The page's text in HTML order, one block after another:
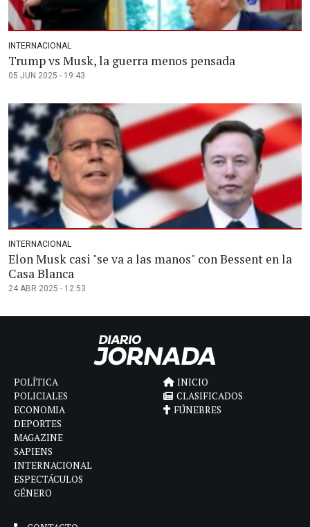
INTERNACIONAL
Trump vs Musk, la guerra menos pensada
05 JUN 2025 - 19:43
INTERNACIONAL
Elon Musk casi "se va a las manos" con Bessent en la
Casa Blanca
24 ABR 2025 - 12:53
POLÍTICA
POLICIALES
ECONOMIA
DEPORTES
MAGAZINE
SAPIENS
INTERNACIONAL
ESPECTÁCULOS
GÉNERO
INICIO
CLASIFICADOS
FÚNEBRES